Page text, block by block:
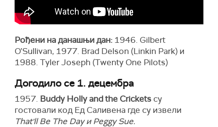
Рођени на данашњи дан: 1946. Gilbert
O’Sullivan, 1977. Brad Delson (Linkin Park) и
1988. Tyler Joseph (Twenty One Pilots)
Догодило се 1. децембра
1957. Buddy Holly and the Crickets су
гостовали код Ед Саливена где су извели
That'll Be The Day и Peggy Sue.